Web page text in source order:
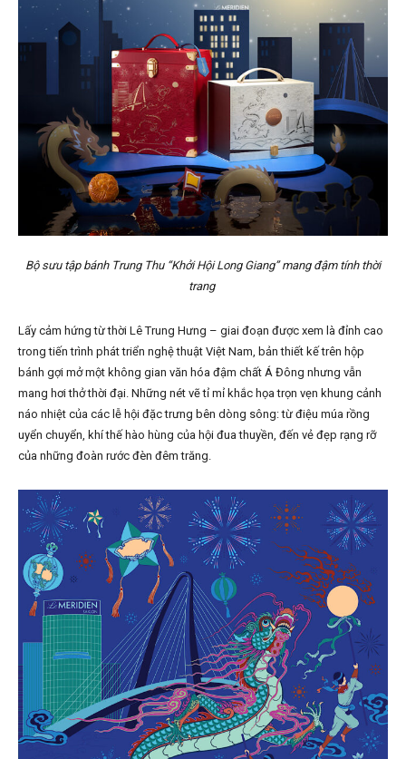
Bộ sưu tập bánh Trung Thu “Khởi Hội Long Giang” mang đậm tính thời
trang
Lấy cảm hứng từ thời Lê Trung Hưng – giai đoạn được xem là đỉnh cao
trong tiến trình phát triển nghệ thuật Việt Nam, bản thiết kế trên hộp
bánh gợi mở một không gian văn hóa đậm chất Á Đông nhưng vẫn
mang hơi thở thời đại. Những nét vẽ tỉ mỉ khắc họa trọn vẹn khung cảnh
náo nhiệt của các lễ hội đặc trưng bên dòng sông: từ điệu múa rồng
uyển chuyển, khí thế hào hùng của hội đua thuyền, đến vẻ đẹp rạng rỡ
của những đoàn rước đèn đêm trăng.